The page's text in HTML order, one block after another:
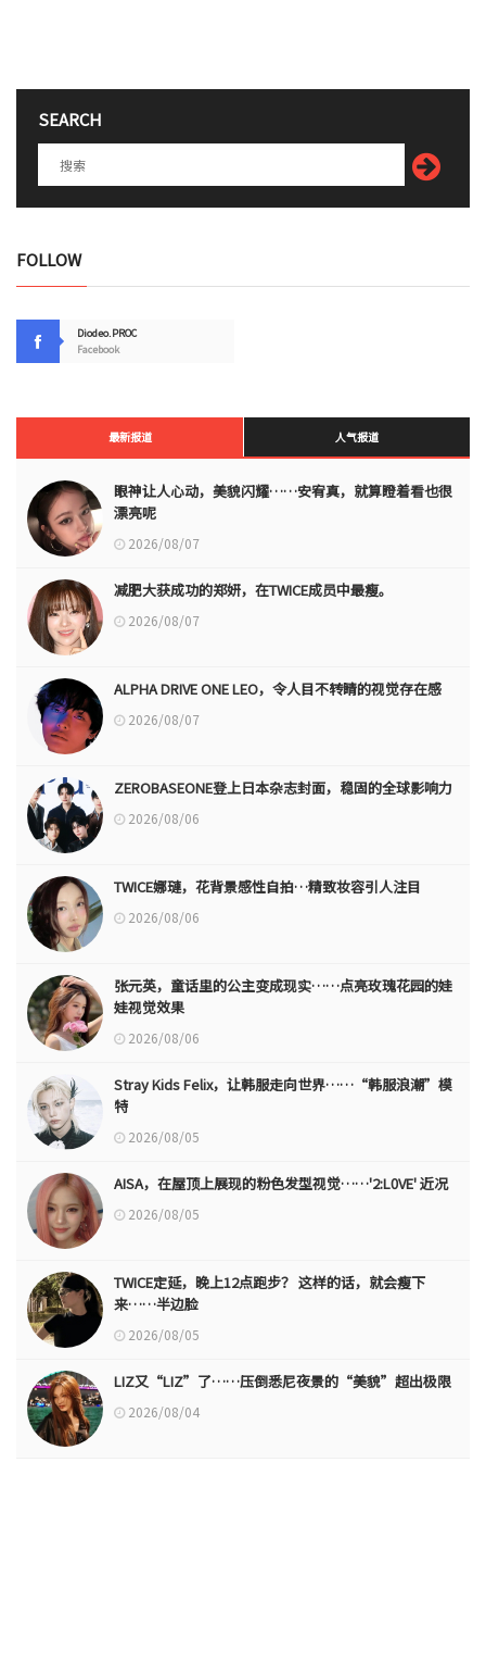
SEARCH
FOLLOW
Diodeo.PROC
Facebook
最新报道 人气报道
眼神让人心动，美貌闪耀……安宥真，就算瞪着看也很
漂亮呢
2026/08/07
减肥大获成功的郑妍，在TWICE成员中最瘦。
2026/08/07
ALPHA DRIVE ONE LEO，令人目不转睛的视觉存在感
2026/08/07
ZEROBASEONE登上日本杂志封面，稳固的全球影响力
2026/08/06
TWICE娜璉，花背景感性自拍…精致妆容引人注目
2026/08/06
张元英，童话里的公主变成现实……点亮玫瑰花园的娃
娃视觉效果
2026/08/06
Stray Kids Felix，让韩服走向世界……“韩服浪潮”模
特
2026/08/05
AISA，在屋顶上展现的粉色发型视觉……'2:L0VE' 近况
2026/08/05
TWICE定延，晚上12点跑步？ 这样的话，就会瘦下
来……半边脸
2026/08/05
LIZ又“LIZ”了……压倒悉尼夜景的“美貌”超出极限
2026/08/04